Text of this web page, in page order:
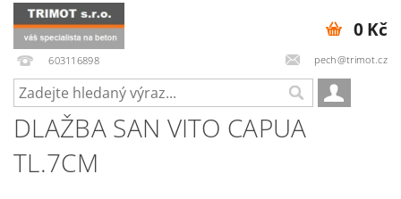
603116898 pech@trimot.cz
0 Kč
DLAŽBA SAN VITO CAPUA
TL.7CM